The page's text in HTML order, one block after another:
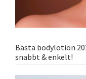
Bästa bodylotion
snabbt & enkelt!